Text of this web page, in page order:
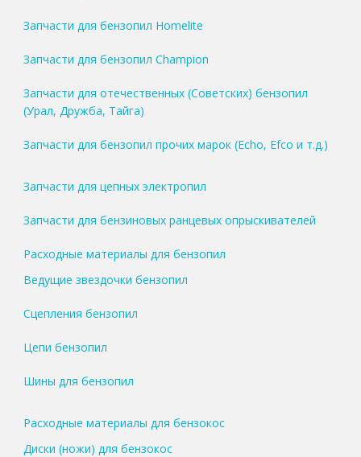
Запчасти для бензопил Homelite
Запчасти для бензопил Champion
Запчасти для отечественных (Советских) бензопил
(Урал, Дружба, Тайга)
Запчасти для бензопил прочих марок (Echo, Efco и т.д.)
Запчасти для цепных электропил
Запчасти для бензиновых ранцевых опрыскивателей
Расходные материалы для бензопил
Ведущие звездочки бензопил
Сцепления бензопил
Цепи бензопил
Шины для бензопил
Расходные материалы для бензокос
Диски (ножи) для бензокос